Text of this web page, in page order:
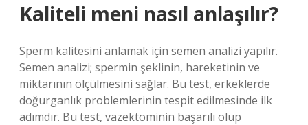
Kaliteli meni nasıl anlaşılır?
Sperm kalitesini anlamak için semen analizi yapılır.
Semen analizi; spermin şeklinin, hareketinin ve
miktarının ölçülmesini sağlar. Bu test, erkeklerde
doğurganlık problemlerinin tespit edilmesinde ilk
adımdır. Bu test, vazektominin başarılı olup